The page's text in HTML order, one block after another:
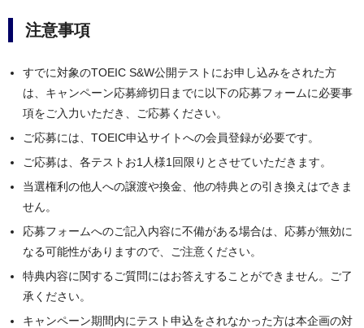
注意事項
すでに対象のTOEIC S&W公開テストにお申し込みをされた方
は、キャンペーン応募締切日までに以下の応募フォームに必要事
項をご入力いただき、ご応募ください。
ご応募には、TOEIC申込サイトへの会員登録が必要です。
ご応募は、各テストお1人様1回限りとさせていただきます。
当選権利の他人への譲渡や換金、他の特典との引き換えはできま
せん。
応募フォームへのご記入内容に不備がある場合は、応募が無効に
なる可能性がありますので、ご注意ください。
特典内容に関するご質問にはお答えすることができません。ご了
承ください。
キャンペーン期間内にテスト申込をされなかった方は本企画の対